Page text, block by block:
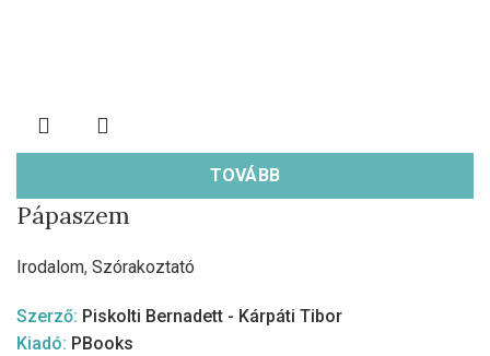
TOVÁBB
Pápaszem
Irodalom, Szórakoztató
Szerző: Piskolti Bernadett - Kárpáti Tibor
Kiadó: PBooks